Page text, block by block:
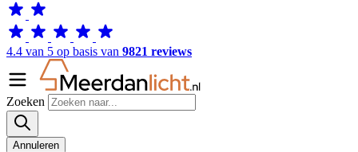
4.4 van 5 op basis van 9821 reviews
Zoeken
Annuleren